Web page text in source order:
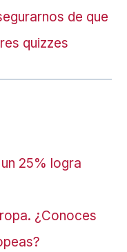
de que
quizzes
25% logra
¿Conoces